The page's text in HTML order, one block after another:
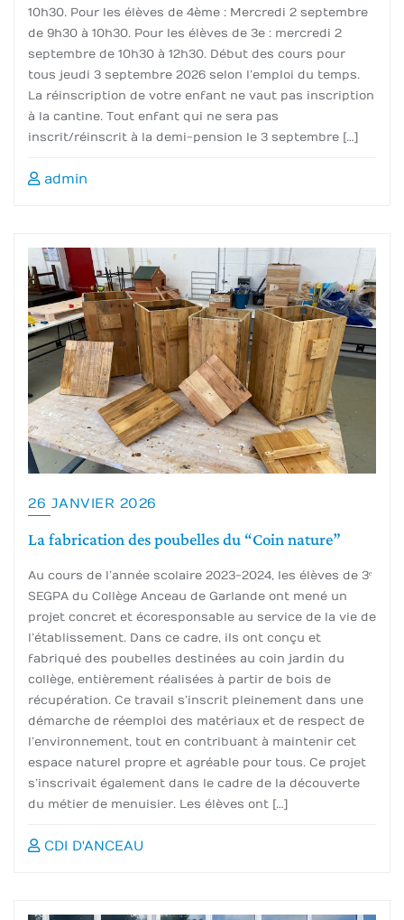
10h30. Pour les élèves de 4ème : Mercredi 2 septembre
de 9h30 à 10h30. Pour les élèves de 3e : mercredi 2
septembre de 10h30 à 12h30. Début des cours pour
tous jeudi 3 septembre 2026 selon l’emploi du temps.
La réinscription de votre enfant ne vaut pas inscription
à la cantine. Tout enfant qui ne sera pas
inscrit/réinscrit à la demi-pension le 3 septembre […]
admin
26 JANVIER 2026
La fabrication des poubelles du “Coin nature”
Au cours de l’année scolaire 2023-2024, les élèves de 3ᵉ
SEGPA du Collège Anceau de Garlande ont mené un
projet concret et écoresponsable au service de la vie de
l’établissement. Dans ce cadre, ils ont conçu et
fabriqué des poubelles destinées au coin jardin du
collège, entièrement réalisées à partir de bois de
récupération. Ce travail s’inscrit pleinement dans une
démarche de réemploi des matériaux et de respect de
l’environnement, tout en contribuant à maintenir cet
espace naturel propre et agréable pour tous. Ce projet
s’inscrivait également dans le cadre de la découverte
du métier de menuisier. Les élèves ont […]
CDI D'ANCEAU